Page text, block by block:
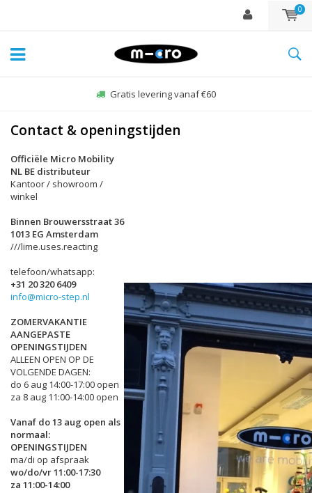
0
Gratis levering vanaf €60
Contact & openingstijden
Officiële Micro Mobility
NL BE distributeur
Kantoor / showroom /
winkel
Binnen Brouwersstraat 36
1013 EG Amsterdam
///lime.uses.reacting
telefoon/whatsapp:
+31 20 320 6409
info@micro-step.nl
ZOMERVAKANTIE
AANGEPASTE
OPENINGSTIJDEN
ALLEEN OPEN OP DE
VOLGENDE DAGEN:
do 6 aug 14:00-17:00 open
za 8 aug 11:00-14:00 open
Vanaf do 13 aug open als
normaal:
OPENINGSTIJDEN
ma/di op afspraak
wo/do/vr 11:00-17:30
za 11:00-14:00